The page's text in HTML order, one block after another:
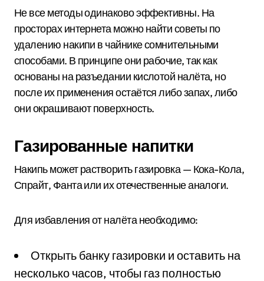
Не все методы одинаково эффективны. На
просторах интернета можно найти советы по
удалению накипи в чайнике сомнительными
способами. В принципе они рабочие, так как
основаны на разъедании кислотой налёта, но
после их применения остаётся либо запах, либо
они окрашивают поверхность.
Газированные напитки
Накипь может растворить газировка — Кока-Кола,
Спрайт, Фанта или их отечественные аналоги.
Для избавления от налёта необходимо:
Открыть банку газировки и оставить на
несколько часов, чтобы газ полностью